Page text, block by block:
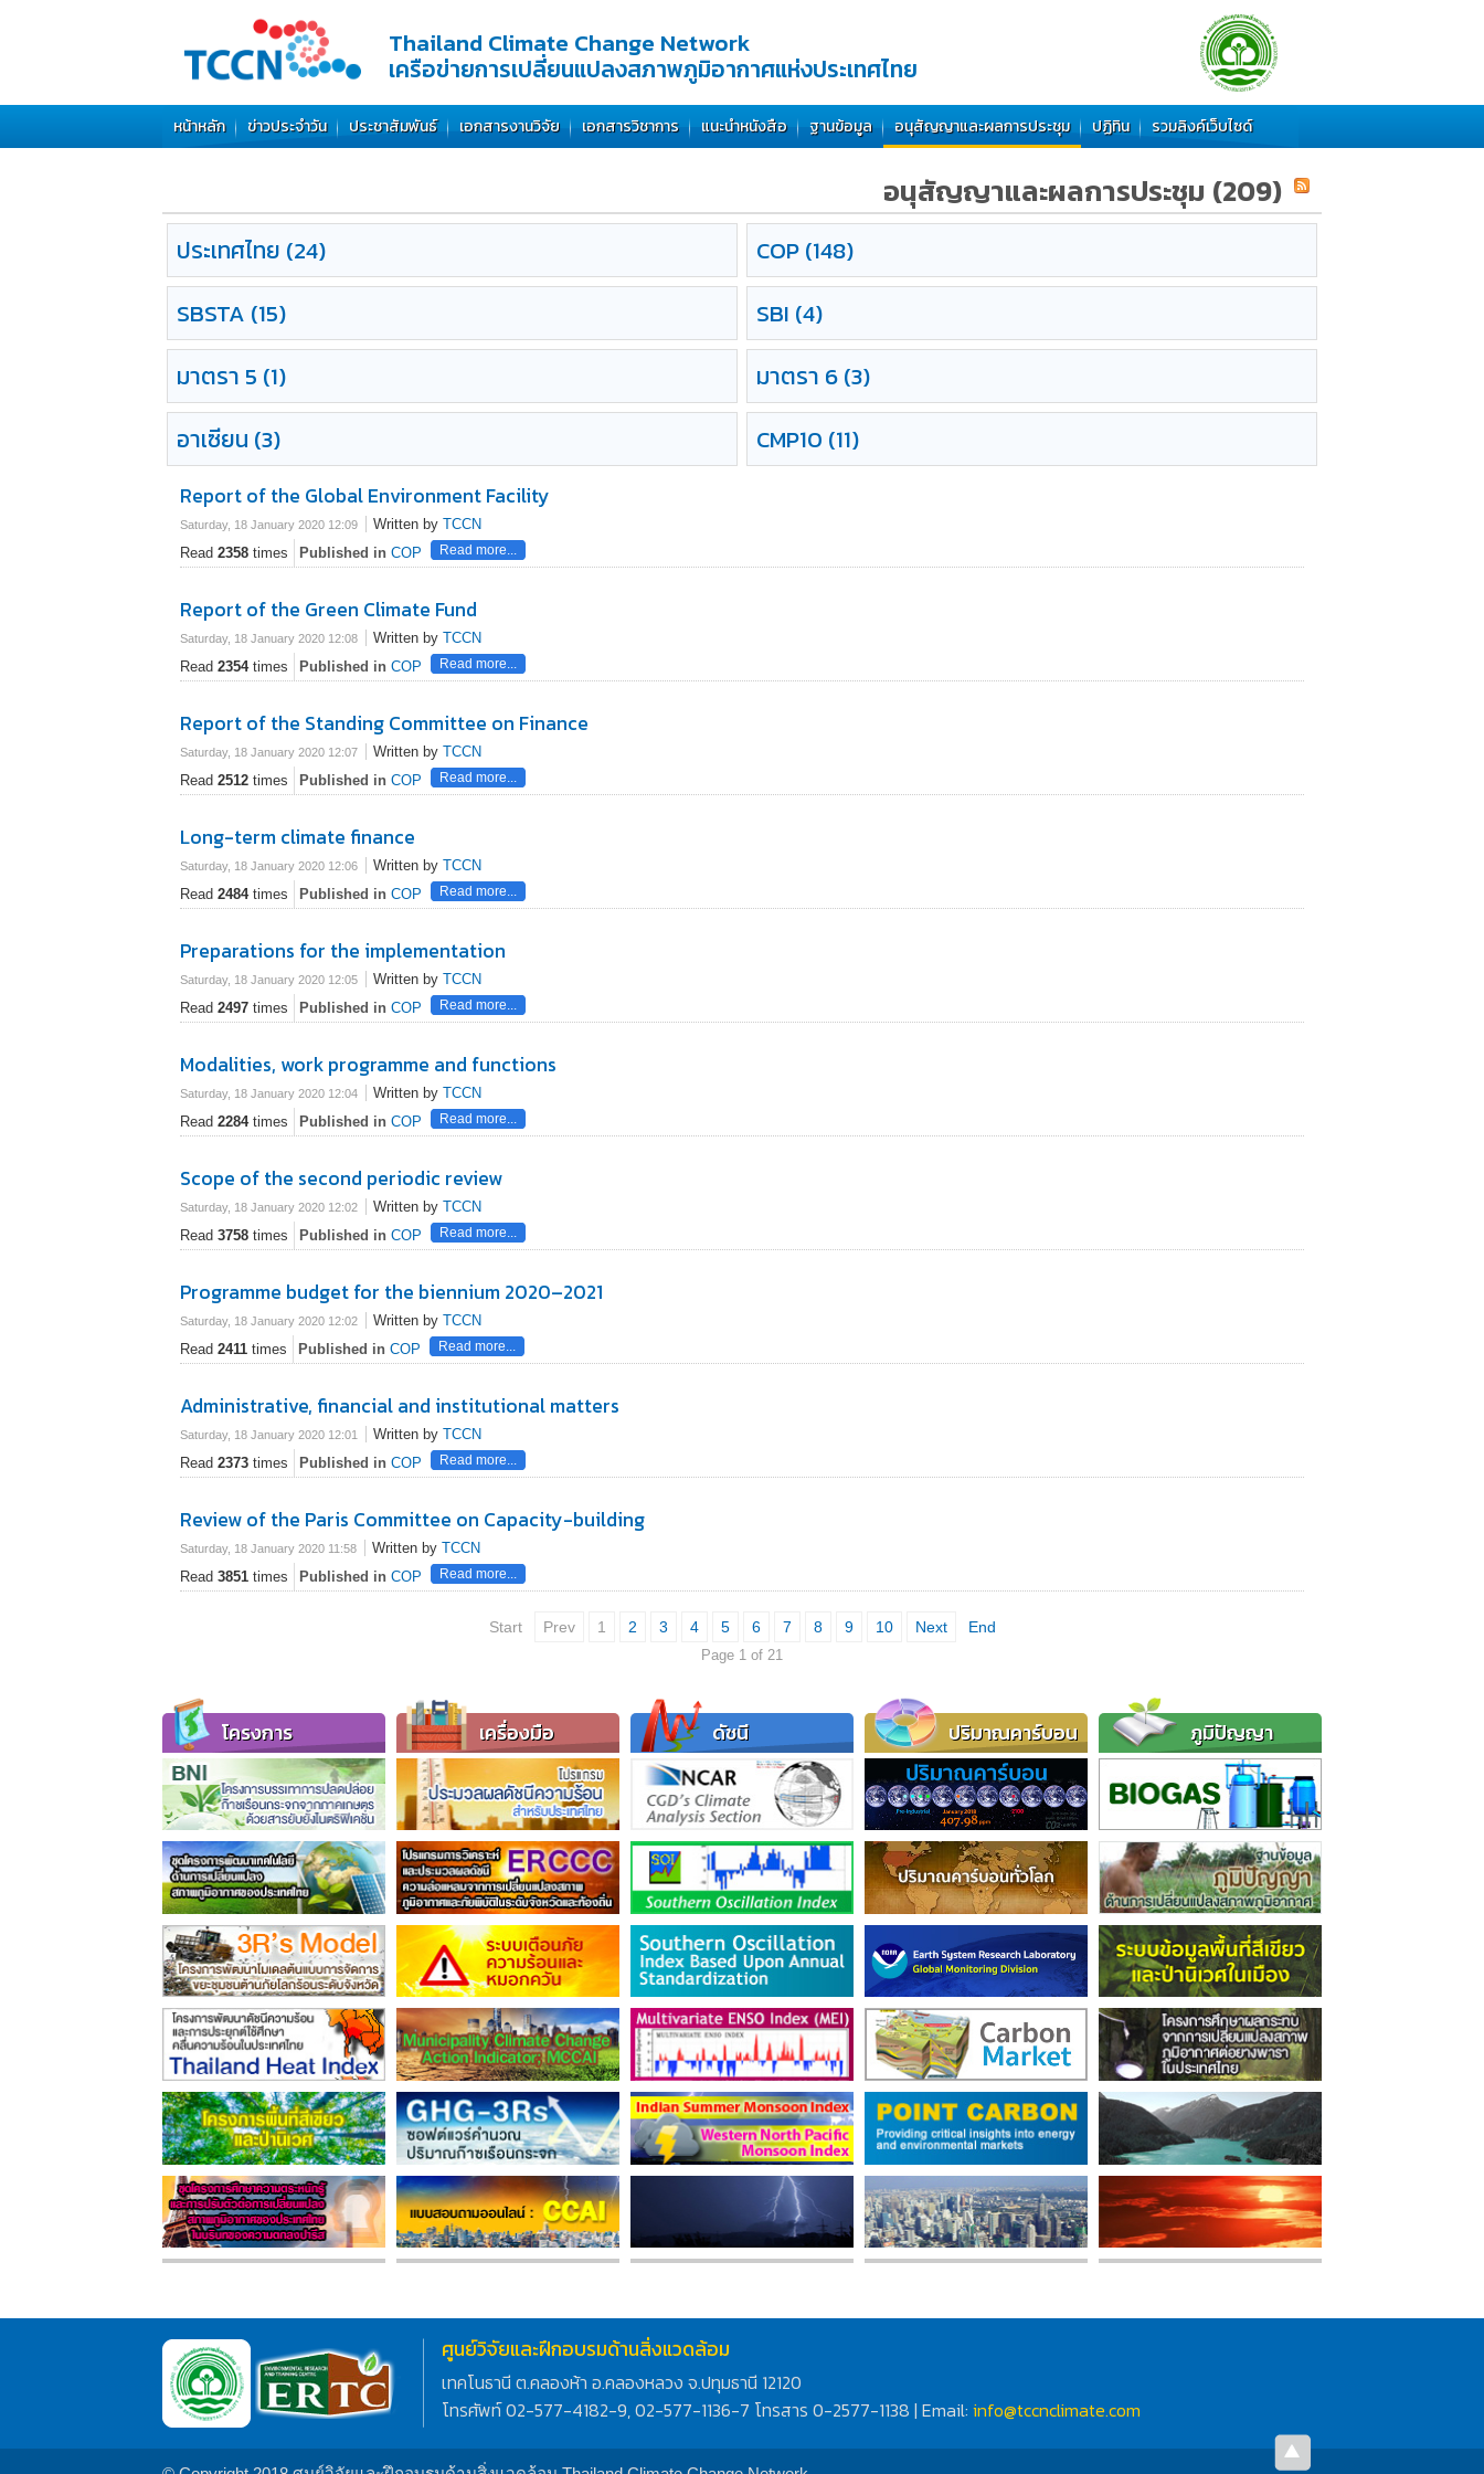
Thailand Climate Change Network
เครือข่ายการเปลี่ยนแปลงสภาพภูมิอากาศแห่งประเทศไทย
หน้าหลัก ข่าวประจำวัน ประชาสัมพันธ์ เอกสารงานวิจัย เอกสารวิชาการ แนะนำหนังสือ ฐานข้อมูล อนุสัญญาและผลการประชุม ปฏิทิน รวมลิงค์เว็บไซด์
อนุสัญญาและผลการประชุม (209)
ประเทศไทย (24) COP(148)
SBSTA (15) SBI (4)
มาตรา 5 (1) มาตรา 6 (3)
อาเซียน (3) CMP10 (11)
Report of the Global Environment Facility
Saturday, 18 January 2020 12:09 Written by TCCN
Read 2358 times Published in COP Read more...
Report of the Green Climate Fund
Saturday, 18 January 2020 12:08 Written by TCCN
Read 2354times Published in COP Read more...
Report of the Standing Committee on Finance
Saturday, 18 January 2020 12:07 Written by TCCN
Read 2512 times Published in COP Read more...
Long-term climate finance
Saturday, 18 January 2020 12:06 Written by TCCN
Read 2484times Published in COP Read more...
Preparations for the implementation
Saturday, 18 January 2020 12:05 Written by TCCN
Read 2497 times Published in COP Read more...
Modalities, work programme and functions
Saturday, 18 January 2020 12:04 Written by TCCN
Read 2284times Published in COP Read more...
Scope of the second periodic review
Saturday, 18 January 2020 12:02 Written by TCCN
Read 3758 times Published in COP Read more...
Programme budget for the biennium 2020–2021
Saturday, 18 January 2020 12:02 Written by TCCN
Read 2411 times Published in COP Read more...
Administrative, financial and institutional matters
Saturday, 18 January 2020 12:01 Written by TCCN
Read 2373 times Published in COP Read more...
Review of the Paris Committee on Capacity-building
Saturday, 18 January 2020 11:58 Written by TCCN
Read 3851 times Published in COP Read more...
Start Prev 1 2 3 4 5 6 7 8 9 10 Next End
Page 1 of 21
โครงการ เครื่องมือ ดัชนี ปริมาณคาร์บอน ภูมิปัญญา
ศูนย์วิจัยและฝึกอบรมด้านสิ่งแวดล้อม
เทคโนธานี ต.คลองห้า อ.คลองหลวง จ.ปทุมธานี 12120
โทรศัพท์ 02-577-4182-9, 02-577-1136-7 โทรสาร 0-2577-1138 | Email: info@tccnclimate.com